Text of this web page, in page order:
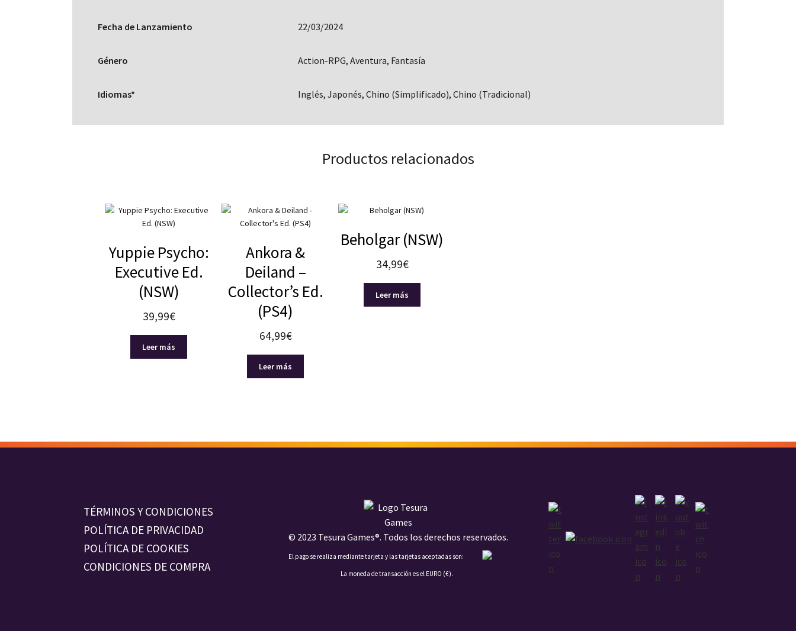
Fecha de Lanzamiento 22/03/2024
Género Action-RPG, Aventura, Fantasía
Idiomas* Inglés, Japonés, Chino (Simplificado), Chino (Tradicional)
Productos relacionados
Yuppie Psycho:
Executive Ed.
(NSW)
39,99€
Leer más
Ankora &
Deiland –
Collector’s Ed.
(PS4)
64,99€
Leer más
Beholgar (NSW)
34,99€
Leer más
TÉRMINOS Y CONDICIONES
POLÍTICA DE PRIVACIDAD
POLÍTICA DE COOKIES
CONDICIONES DE COMPRA
© 2023 Tesura Games®. Todos los derechos reservados.
El pago se realiza mediante tarjeta y las tarjetas aceptadas son:
La moneda de transacción es el EURO (€).